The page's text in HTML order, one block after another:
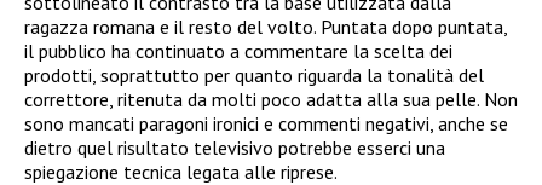
ragazza romana e il resto del volto. Puntata dopo puntata,
il pubblico ha continuato a commentare la scelta dei
prodotti, soprattutto per quanto riguarda la tonalità del
correttore, ritenuta da molti poco adatta alla sua pelle. Non
sono mancati paragoni ironici e commenti negativi, anche se
dietro quel risultato televisivo potrebbe esserci una
spiegazione tecnica legata alle riprese.